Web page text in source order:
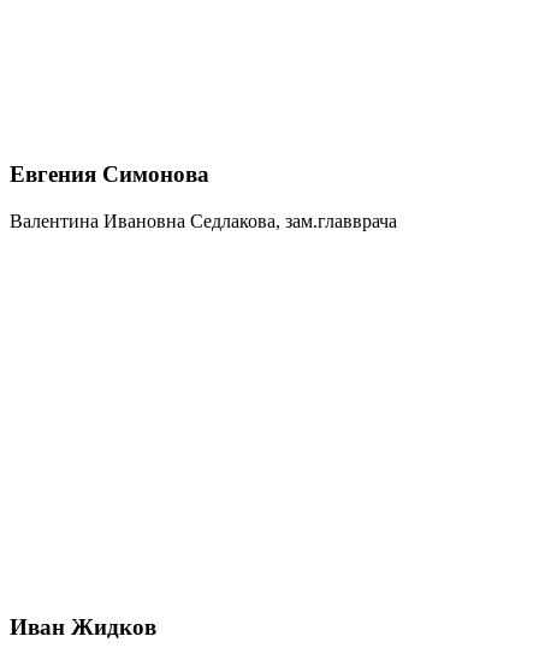
Евгения Симонова
Валентина Ивановна Седлакова, зам.главврача
Иван Жидков